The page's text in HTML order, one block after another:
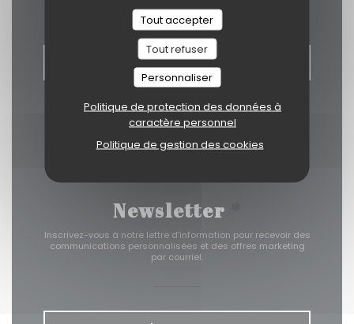
Tout accepter
Tout refuser
Personnaliser
Politique de protection des données à
caractère personnel
Politique de gestion des cookies
RÉSERVER
Newsletter
Inscrivez-vous à notre lettre d'information pour recevoir des
communications personnalisées et des offres marketing
par courriel.